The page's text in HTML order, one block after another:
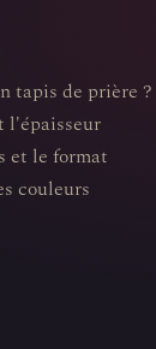
tapis de prière ?
l'épaisseur
et le format
couleurs